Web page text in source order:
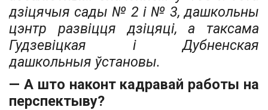
дзіцячыя сады № 2 і № 3, дашкольны
цэнтр развіцця дзіцяці, а таксама
Гудзевіцкая і Дубненская
дашкольныя ўстановы.
— А што наконт кадравай работы на
перспектыву?